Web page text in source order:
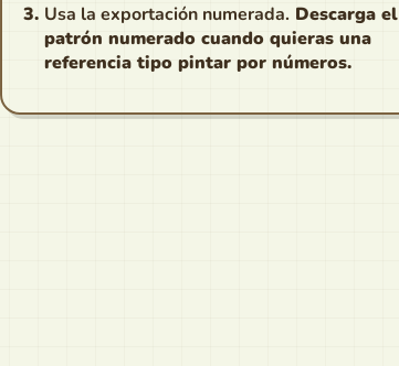
Usa la exportación numerada. Descarga el
patrón numerado cuando quieras una
referencia tipo pintar por números.